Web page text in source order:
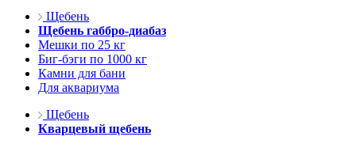
Щебень
Щебень габбро-диабаз
Мешки по 25 кг
Биг-бэги по 1000 кг
Камни для бани
Для аквариума
Щебень
Кварцевый щебень